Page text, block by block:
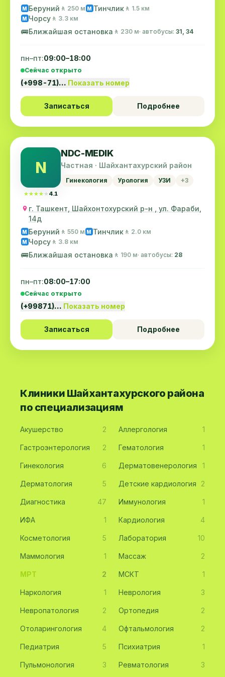
M Беруний 🚶 250 м M Тинчлик 🚶 1.5 км
M Чорсу 🚶 3.3 км
🚌Ближайшая остановка 🚶 230 м· автобусы: 31, 34
пн–пт:09:00–18:00
Сейчас открыто
(+998-71)… Показать номер
Записаться Подробнее
N
★★★★★
★★★★★ 4.1
NDC-MEDIK
Частная · Шайхантахурский район
Гинекология Урология УЗИ +3
г. Ташкент, Шайхонтохурский р-н , ул. Фараби,
14д
M Беруний 🚶 550 м M Тинчлик 🚶 2.0 км
M Чорсу 🚶 3.8 км
🚌Ближайшая остановка 🚶 190 м· автобусы: 28
пн–пт:08:00–17:00
Сейчас открыто
(+99871)… Показать номер
Записаться Подробнее
Клиники Шайхантахурского района
по специализациям
Акушерство 2 Аллергология 1
Гастроэнтерология 2 Гематология 1
Гинекология 6 Дерматовенерология 1
Дерматология 5 Детские кардиология 2
Диагностика 47 Иммунология 1
ИФА 1 Кардиология 4
Косметология 5 Лаборатория 10
Маммология 1 Массаж 2
МРТ 2 МСКТ 1
Наркология 1 Неврология 3
Невропатология 2 Ортопедия 2
Отоларингология 4 Офтальмология 2
Педиатрия 5 Психиатрия 1
Пульмонология 3 Ревматология 3